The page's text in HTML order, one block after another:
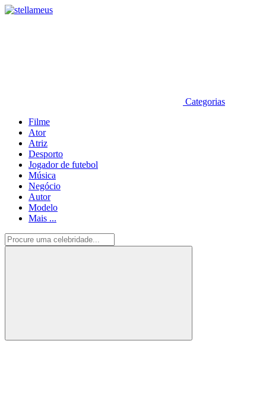
Categorias
Filme
Ator
Atriz
Desporto
Jogador de futebol
Música
Negócio
Autor
Modelo
Mais ...